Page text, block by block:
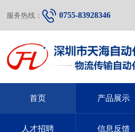
服务热线： 0755-83928346
首页 产品展示
人才招聘 信息反馈